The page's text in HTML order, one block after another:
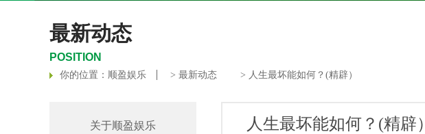
最新动态
POSITION
你的位置： 顺盈娱乐 > 最新动态 > ​人生最坏能如何？(精辟）
关于顺盈娱乐 ​人生最坏能如何？(精辟）